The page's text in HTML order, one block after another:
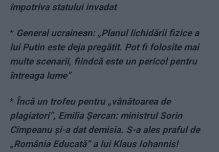
împotriva statului invadat
* General ucrainean: „Planul lichidării fizice a
lui Putin este deja pregătit. Pot fi folosite mai
multe scenarii, fiindcă este un pericol pentru
întreaga lume”
* Încă un trofeu pentru „vânătoarea de
plagiatori”, Emilia Șercan: ministrul Sorin
Cîmpeanu și-a dat demisia. S-a ales praful de
„România Educată” a lui Klaus Iohannis!